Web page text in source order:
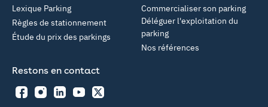
Commercialiser son parking
Déléguer l'exploitation du
parking
Nos références
Lexique Parking
Règles de stationnement
Étude du prix des parkings
Restons en contact
FacebookInstagramLinkedInYouTubeTwitter